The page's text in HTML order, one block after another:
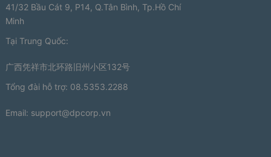
41/32 Bầu Cát 9, P14, Q.Tân Bình, Tp.Hồ Chí
Minh
Tại Trung Quốc:
广西凭祥市北环路旧州小区132号
Tổng đài hỗ trợ: 08.5353.2288
Email: support@dpcorp.vn